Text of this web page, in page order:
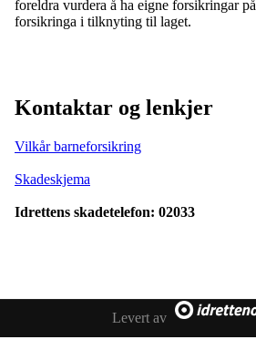
foreldra vurdera å ha eigne forsikringar
forsikringa i tilknyting til laget.
Kontaktar og lenkjer
Vilkår barneforsikring
Skadeskjema
Idrettens skadetelefon: 02033
Levert av